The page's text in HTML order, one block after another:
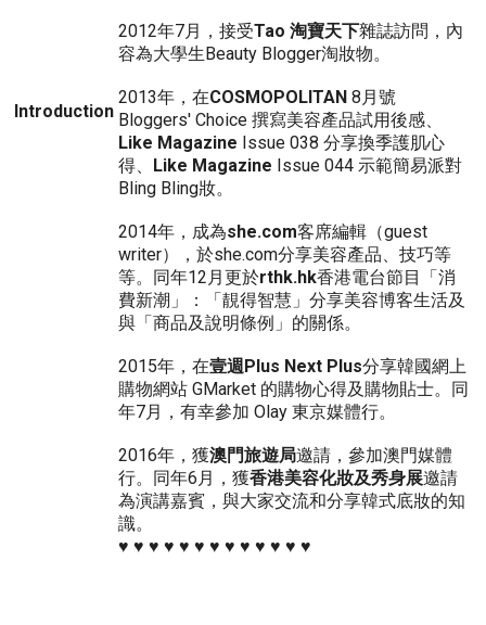
Introduction
2012年7月，接受Tao 淘寶天下雜誌訪問，內
容為大學生Beauty Blogger淘妝物。
2013年，在COSMOPOLITAN 8月號
Bloggers' Choice 撰寫美容產品試用後感、
Like Magazine Issue 038 分享換季護肌心
得、
Like Magazine Issue 044 示範簡易派對
Bling Bling妝。
2014年，成為she.com客席編輯（guest
writer），於she.com分享美容產品、技巧等
等。同年12月更於rthk.hk香港電台節目「消
費新潮」：「靚得智慧」分享美容博客生活及
與「商品及說明條例」的關係。
2015年，在壹週Plus Next Plus分享韓國網上
購物網站 GMarket 的購物心得及購物貼士。同
年7月，有幸參加 Olay 東京媒體行。
2016年，獲澳門旅遊局邀請，參加澳門媒體
行。同年6月，獲香港美容化妝及秀身展邀請
為演講嘉賓，與大家交流和分享韓式底妝的知
識。
♥ ♥ ♥ ♥ ♥ ♥ ♥ ♥ ♥ ♥ ♥ ♥ ♥